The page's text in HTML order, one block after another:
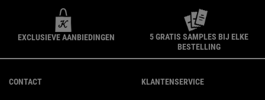
EXCLUSIEVE AANBIEDINGEN
5 GRATIS SAMPLES BIJ ELKE
BESTELLING
CONTACT KLANTENSERVICE